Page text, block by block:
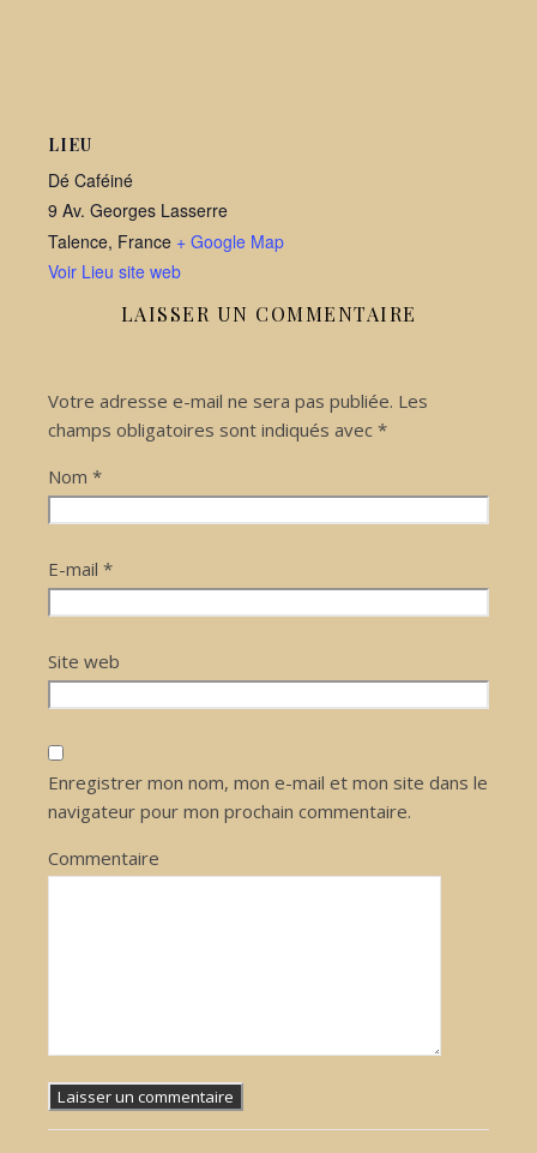
LIEU
Dé Caféiné
9 Av. Georges Lasserre
Talence, France + Google Map
Voir Lieu site web
LAISSER UN COMMENTAIRE
Votre adresse e-mail ne sera pas publiée. Les
champs obligatoires sont indiqués avec *
Nom *
E-mail *
Site web
Enregistrer mon nom, mon e-mail et mon site dans le
navigateur pour mon prochain commentaire.
Commentaire